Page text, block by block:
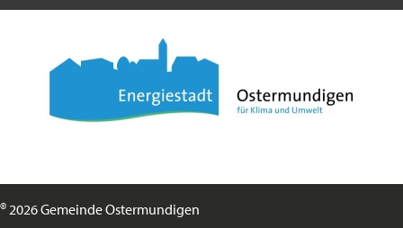
© 2026 Gemeinde Ostermundigen